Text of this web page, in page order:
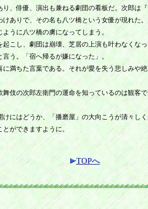
、俳優、演出も兼ねる劇団の看板だ。次郎は
ありで、その名も八ツ橋という女優が現れた
うに八ツ橋の虜になってしまう。
こし、劇団は崩壊、芝居の上演も叶わなくな
う。「宿へ帰るが嫌になった」。
満ちた言葉である。それが愛を失う悲しみや
伎の次郎左衛門の運命を知っているのは観客
にはどうか、「播磨屋」の大向こうが清々し
とができますように。
TOPへ